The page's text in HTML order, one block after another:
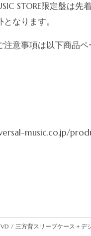
STORE限定盤は先
なります。
意事項は以下商品ペ
music.co.jp/
/ 三方背スリーブケース＋デ